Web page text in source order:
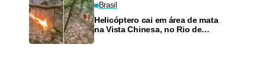
Brasil
Helicóptero cai em área de mata
na Vista Chinesa, no Rio de